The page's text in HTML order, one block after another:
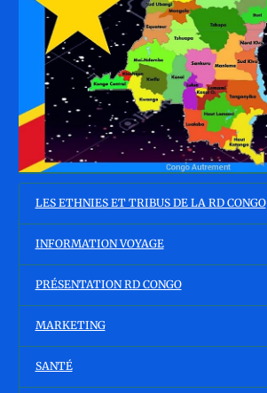
LES ETHNIES ET TRIBUS DE LA RD CONGO
INFORMATION VOYAGE
PRÉSENTATION RD CONGO
MARKETING
SANTÉ